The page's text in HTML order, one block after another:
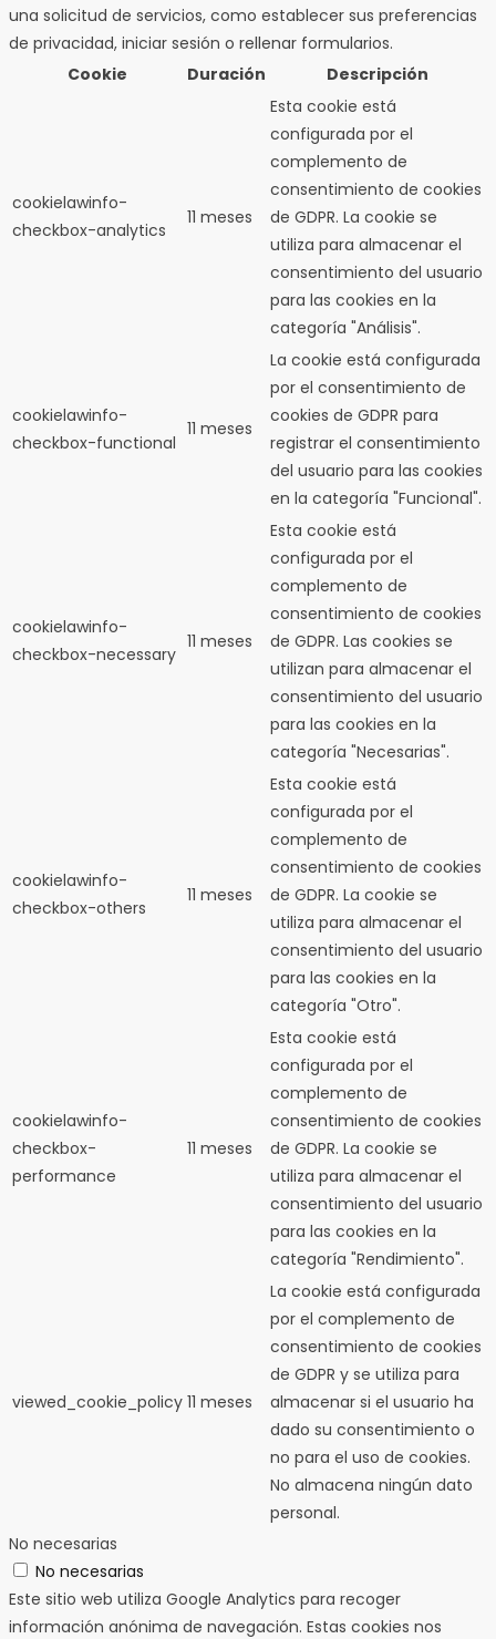
una solicitud de servicios, como establecer sus preferencias
de privacidad, iniciar sesión o rellenar formularios.
Cookie
Duración Descripción
cookielawinfo-
checkbox-analytics
11 meses
Esta cookie está
configurada por el
complemento de
consentimiento de cookies
de GDPR. La cookie se
utiliza para almacenar el
consentimiento del usuario
para las cookies en la
categoría "Análisis".
cookielawinfo-
checkbox-functional
11 meses
La cookie está configurada
por el consentimiento de
cookies de GDPR para
registrar el consentimiento
del usuario para las cookies
en la categoría "Funcional".
cookielawinfo-
checkbox-necessary
11 meses
Esta cookie está
configurada por el
complemento de
consentimiento de cookies
de GDPR. Las cookies se
utilizan para almacenar el
consentimiento del usuario
para las cookies en la
categoría "Necesarias".
cookielawinfo-
checkbox-others
11 meses
Esta cookie está
configurada por el
complemento de
consentimiento de cookies
de GDPR. La cookie se
utiliza para almacenar el
consentimiento del usuario
para las cookies en la
categoría "Otro".
cookielawinfo-
checkbox-
performance
11 meses
Esta cookie está
configurada por el
complemento de
consentimiento de cookies
de GDPR. La cookie se
utiliza para almacenar el
consentimiento del usuario
para las cookies en la
categoría "Rendimiento".
viewed_cookie_policy 11 meses
La cookie está configurada
por el complemento de
consentimiento de cookies
de GDPR y se utiliza para
almacenar si el usuario ha
dado su consentimiento o
no para el uso de cookies.
No almacena ningún dato
personal.
No necesarias
No necesarias
Este sitio web utiliza Google Analytics para recoger
información anónima de navegación. Estas cookies nos